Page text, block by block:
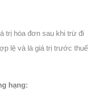
trị hóa đơn sau khi trừ đi
lệ và là giá trị trước thuế
hạng: